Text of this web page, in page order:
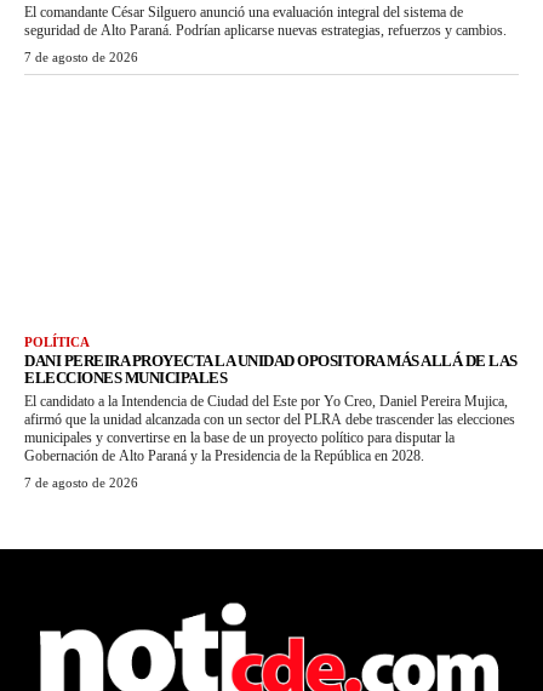
El comandante César Silguero anunció una evaluación integral del sistema de
seguridad de Alto Paraná. Podrían aplicarse nuevas estrategias, refuerzos y cambios.
7 de agosto de 2026
POLÍTICA
DANI PEREIRA PROYECTA LA UNIDAD OPOSITORA MÁS ALLÁ DE LAS
ELECCIONES MUNICIPALES
El candidato a la Intendencia de Ciudad del Este por Yo Creo, Daniel Pereira Mujica,
afirmó que la unidad alcanzada con un sector del PLRA debe trascender las elecciones
municipales y convertirse en la base de un proyecto político para disputar la
Gobernación de Alto Paraná y la Presidencia de la República en 2028.
7 de agosto de 2026